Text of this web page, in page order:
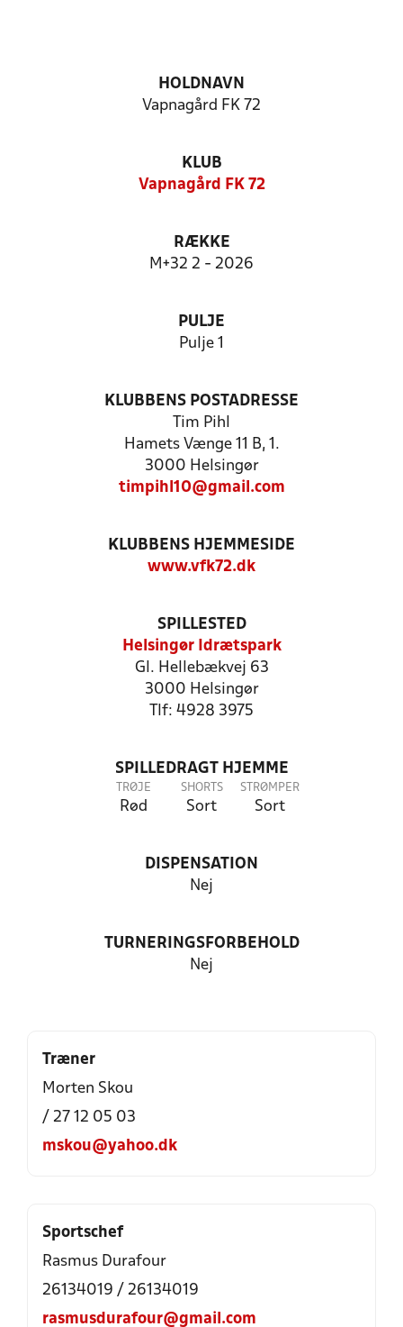
HOLDNAVN
Vapnagård FK 72
KLUB
Vapnagård FK 72
RÆKKE
M+32 2 - 2026
PULJE
Pulje 1
KLUBBENS POSTADRESSE
Tim Pihl
Hamets Vænge 11 B, 1.
3000 Helsingør
timpihl10@gmail.com
KLUBBENS HJEMMESIDE
www.vfk72.dk
SPILLESTED
Helsingør Idrætspark
Gl. Hellebækvej 63
3000 Helsingør
Tlf: 4928 3975
SPILLEDRAGT HJEMME
TRØJE
Rød
SHORTS
Sort
STRØMPER
Sort
DISPENSATION
Nej
TURNERINGSFORBEHOLD
Nej
Træner
Morten Skou
/ 27 12 05 03
mskou@yahoo.dk
Sportschef
Rasmus Durafour
26134019 / 26134019
rasmusdurafour@gmail.com